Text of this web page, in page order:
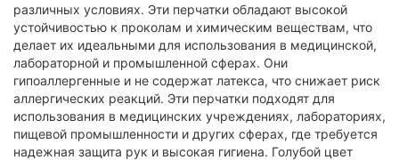
различных условиях. Эти перчатки обладают высокой
устойчивостью к проколам и химическим веществам, что
делает их идеальными для использования в медицинской,
лабораторной и промышленной сферах. Они
гипоаллергенные и не содержат латекса, что снижает риск
аллергических реакций. Эти перчатки подходят для
использования в медицинских учреждениях, лабораториях,
пищевой промышленности и других сферах, где требуется
надежная защита рук и высокая гигиена. Голубой цвет